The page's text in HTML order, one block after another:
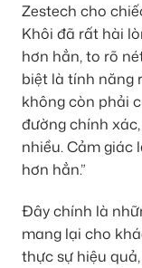
Zestech cho
Khôi đã rất hài
hơn hẳn, to rõ
biệt là tính năng
không còn phải
đường chính
nhiều. Cảm giác
hơn hẳn.”
Đây chính là
mang lại cho
thực sự hiệu